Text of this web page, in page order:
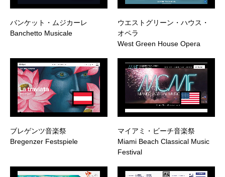
バンケット・ムジカーレ
Banchetto Musicale
ウエストグリーン・ハウス・
オペラ
West Green House Opera
ブレゲンツ音楽祭
Bregenzer Festspiele
マイアミ・ビーチ音楽祭
Miami Beach Classical Music
Festival